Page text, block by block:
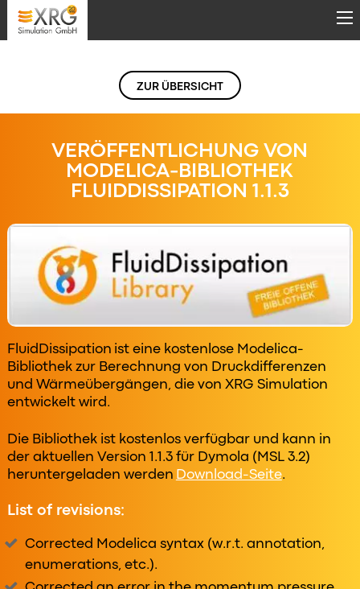
Direkt zum Inhalt
ZUR ÜBERSICHT
VERÖFFENTLICHUNG VON
MODELICA-BIBLIOTHEK
FLUIDDISSIPATION 1.1.3
FluidDissipation ist eine kostenlose Modelica-
Bibliothek zur Berechnung von Druckdifferenzen
und Wärmeübergängen, die von XRG Simulation
entwickelt wird.
Die Bibliothek ist kostenlos verfügbar und kann in
der aktuellen Version 1.1.3 für Dymola (MSL 3.2)
heruntergeladen werden Download-Seite.
List of revisions:
Corrected Modelica syntax (w.r.t. annotation,
enumerations, etc.).